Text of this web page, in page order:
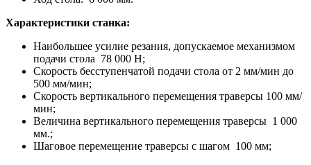
Характеристики станка:
Наибольшее усилие резания, допускаемое механизмом
подачи стола 78 000 Н;
Скорость бесступенчатой подачи стола от 2 мм/мин до
500 мм/мин;
Скорость вертикального перемещения траверсы 100 мм/
мин;
Величина вертикального перемещения траверсы 1 000
мм.;
Шаговое перемещение траверсы с шагом 100 мм;